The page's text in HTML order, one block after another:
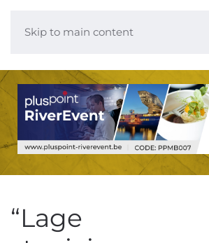
Skip to main content
“Lage